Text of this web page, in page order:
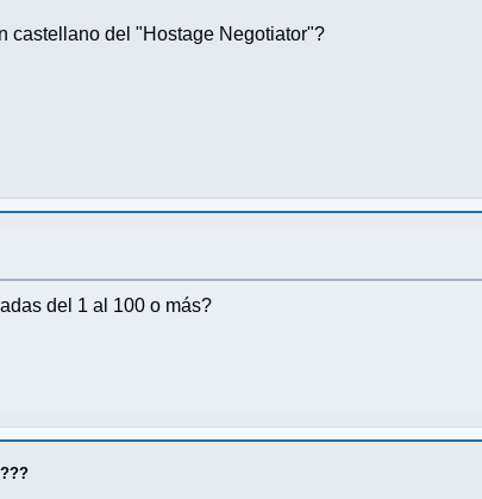
castellano del "Hostage Negotiator"?
del 1 al 100 o más?